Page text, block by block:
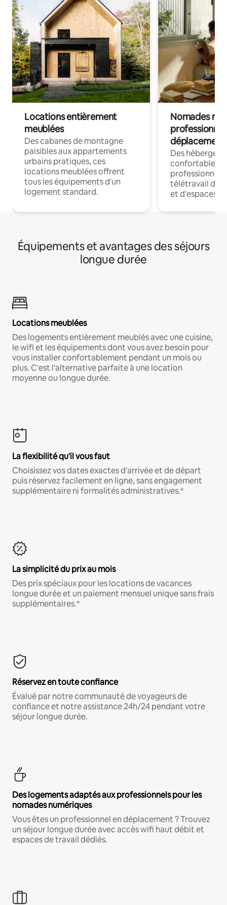
Locations entièrement
meublées
Des cabanes de montagne
paisibles aux appartements
urbains pratiques, ces
locations meublées offrent
tous les équipements d'un
logement standard.
Nomades
déplacement
Des
confortables
professionnels
télétravail
et d'espaces
Équipements et avantages des séjours
longue durée
Locations meublées
Des logements entièrement meublés avec une cuisine,
le wifi et les équipements dont vous avez besoin pour
vous installer confortablement pendant un mois ou
plus. C'est l'alternative parfaite à une location
moyenne ou longue durée.
La flexibilité qu'il vous faut
Choisissez vos dates exactes d'arrivée et de départ
puis réservez facilement en ligne, sans engagement
supplémentaire ni formalités administratives.*
La simplicité du prix au mois
Des prix spéciaux pour les locations de vacances
longue durée et un paiement mensuel unique sans frais
supplémentaires.*
Réservez en toute confiance
Évalué par notre communauté de voyageurs de
confiance et notre assistance 24h/24 pendant votre
séjour longue durée.
Des logements adaptés aux professionnels pour les
nomades numériques
Vous êtes un professionnel en déplacement ? Trouvez
un séjour longue durée avec accès wifi haut débit et
espaces de travail dédiés.